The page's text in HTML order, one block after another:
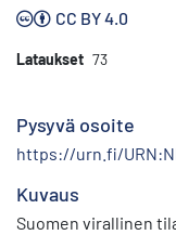
CC BY 4.0
Lataukset 73
Pysyvä osoite
https://urn.fi/
Kuvaus
Suomen virallinen